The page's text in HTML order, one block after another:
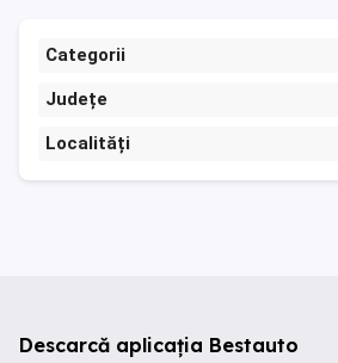
Categorii
Județe
Localități
Descarcă aplicația Bestauto